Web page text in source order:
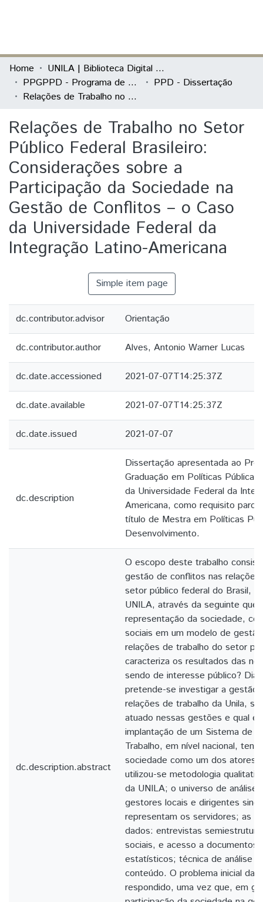
Communities & Collections
All of DSpace
Home
UNILA | Biblioteca Digital de Dissertações e Teses
PPGPPD - Programa de Pós-Graduação em Políticas Públicas e Desenvolvimento
PPD - Dissertação
Relações de Trabalho no Setor Público Federal Brasileiro: Considerações sobre a Participação da Sociedade na Gestão de Conflitos – o Caso da Universidade Federal da Integração Latino-Americana
Relações de Trabalho no Setor
Público Federal Brasileiro:
Considerações sobre a
Participação da Sociedade na
Gestão de Conflitos – o Caso
da Universidade Federal da
Integração Latino-Americana
Simple item page
dc.contributor.advisor Orientação
dc.contributor.author Alves, Antonio Warner Lucas
dc.date.accessioned 2021-07-07T14:25:37Z
dc.date.available 2021-07-07T14:25:37Z
dc.date.issued 2021-07-07
dc.description
Dissertação apresentada ao
Graduação em Políticas
da Universidade Federal da
Americana, como requisito
título de Mestra em Políticas
Desenvolvimento.
dc.description.abstract
O escopo deste trabalho
gestão de conflitos nas
setor público federal do Brasil,
UNILA, através da seguinte
representação da sociedade,
sociais em um modelo de
relações de trabalho do setor
caracteriza os resultados das
sendo de interesse público?
pretende-se investigar a gestão
relações de trabalho da Unila,
atuado nessas gestões e qual é
implantação de um Sistema de
Trabalho, em nível nacional,
sociedade como um dos atores
utilizou-se metodologia
da UNILA; o universo de
gestores locais e dirigentes
representam os servidores; as
dados: entrevistas
sociais, e acesso a documentos
estatísticos; técnica de análise
conteúdo. O problema inicial da
respondido, uma vez que, em